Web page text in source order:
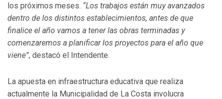
los próximos meses. “Los trabajos están muy avanzados
dentro de los distintos establecimientos, antes de que
finalice el año vamos a tener las obras terminadas y
comenzaremos a planificar los proyectos para el año que
viene”, destacó el Intendente.
La apuesta en infraestructura educativa que realiza
actualmente la Municipalidad de La Costa involucra